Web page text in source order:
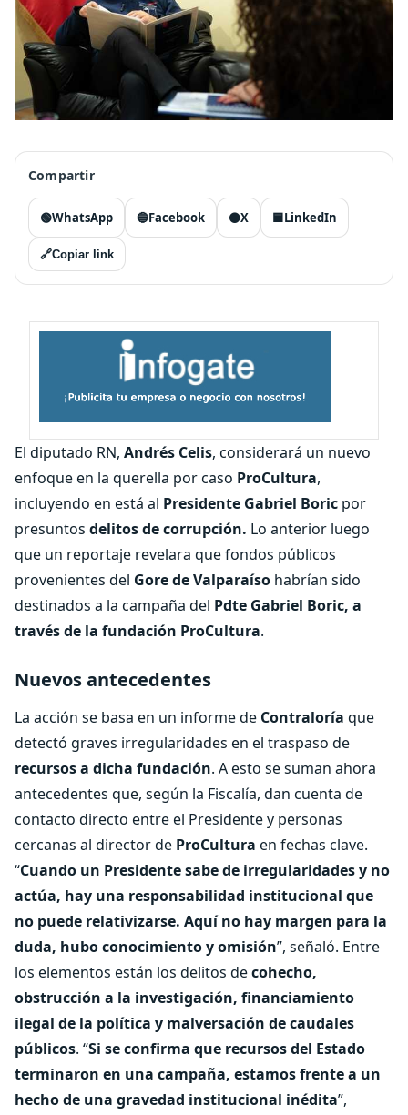
Compartir
🟢WhatsApp 🔵Facebook ⚫X 🟦LinkedIn
🔗Copiar link
El diputado RN, Andrés Celis, considerará un nuevo
enfoque en la querella por caso ProCultura,
incluyendo en está al Presidente Gabriel Boric por
presuntos delitos de corrupción. Lo anterior luego
que un reportaje revelara que fondos públicos
provenientes del Gore de Valparaíso habrían sido
destinados a la campaña del Pdte Gabriel Boric, a
través de la fundación ProCultura.
Nuevos antecedentes
La acción se basa en un informe de Contraloría que
detectó graves irregularidades en el traspaso de
recursos a dicha fundación. A esto se suman ahora
antecedentes que, según la Fiscalía, dan cuenta de
contacto directo entre el Presidente y personas
cercanas al director de ProCultura en fechas clave.
“Cuando un Presidente sabe de irregularidades y no
actúa, hay una responsabilidad institucional que
no puede relativizarse. Aquí no hay margen para la
duda, hubo conocimiento y omisión”, señaló. Entre
los elementos están los delitos decohecho,
obstrucción a la investigación, financiamiento
ilegal de la política y malversación de caudales
públicos. “Si se confirma que recursos del Estado
terminaron en una campaña, estamos frente a un
hecho de una gravedad institucional inédita”,